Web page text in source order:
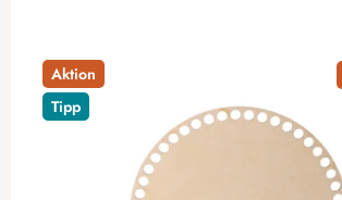
Aktion
Tipp